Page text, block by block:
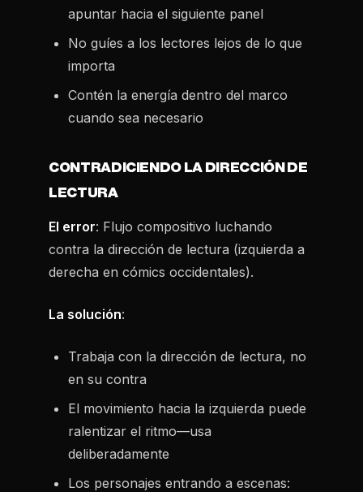
apuntar hacia el siguiente panel
No guíes a los lectores lejos de lo que
importa
Contén la energía dentro del marco
cuando sea necesario
CONTRADICIENDO LA DIRECCIÓN DE
LECTURA
El error: Flujo compositivo luchando
contra la dirección de lectura (izquierda a
derecha en cómics occidentales).
La solución:
Trabaja con la dirección de lectura, no
en su contra
El movimiento hacia la izquierda puede
ralentizar el ritmo—usa
deliberadamente
Los personajes entrando a escenas: